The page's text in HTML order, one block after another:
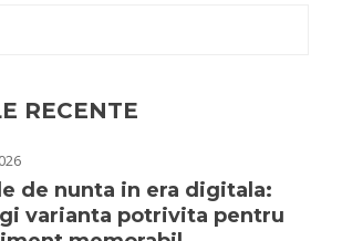
RECENTE
de nunta in era digitala:
varianta potrivita pentru